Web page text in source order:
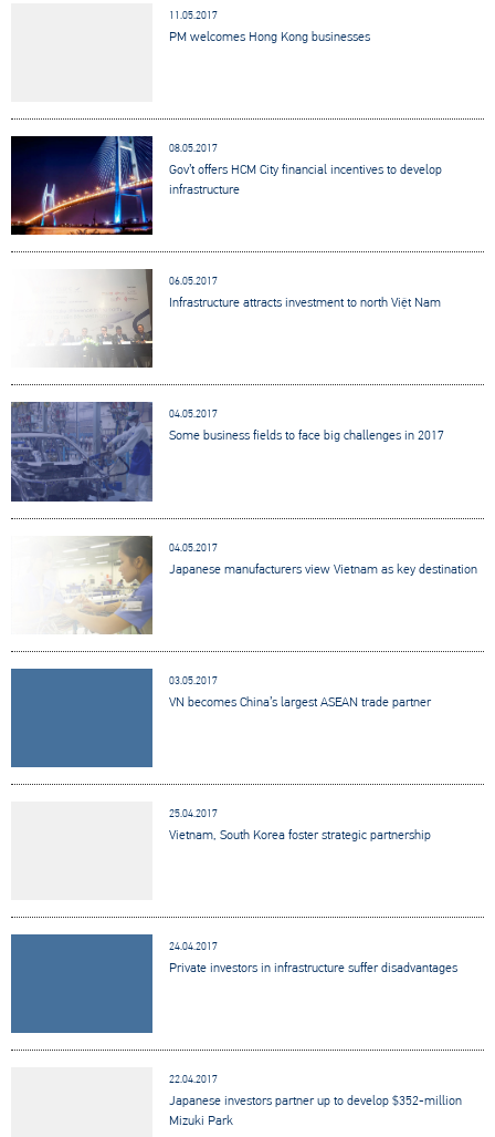
11.05.2017
PM welcomes Hong Kong businesses
08.05.2017
Gov’t offers HCM City financial incentives to develop
infrastructure
06.05.2017
Infrastructure attracts investment to north Việt Nam
04.05.2017
Some business fields to face big challenges in 2017
04.05.2017
Japanese manufacturers view Vietnam as key destination
03.05.2017
VN becomes China’s largest ASEAN trade partner
25.04.2017
Vietnam, South Korea foster strategic partnership
24.04.2017
Private investors in infrastructure suffer disadvantages
22.04.2017
Japanese investors partner up to develop $352-million
Mizuki Park